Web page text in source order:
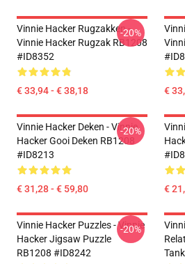
Vinnie Hacker Rugzakken -
Vinnie Hacker Rugzak RB1208
#ID8352
€ 33,94 - € 38,18
-20%
€
Vinnie Hacker Deken - Vinnie
Hacker Gooi Deken RB1208
#ID8213
€ 31,28 - € 59,80
-20%
€
Vinnie Hacker Puzzles - Vinnie
Hacker Jigsaw Puzzle
RB1208 #ID8242
-20%